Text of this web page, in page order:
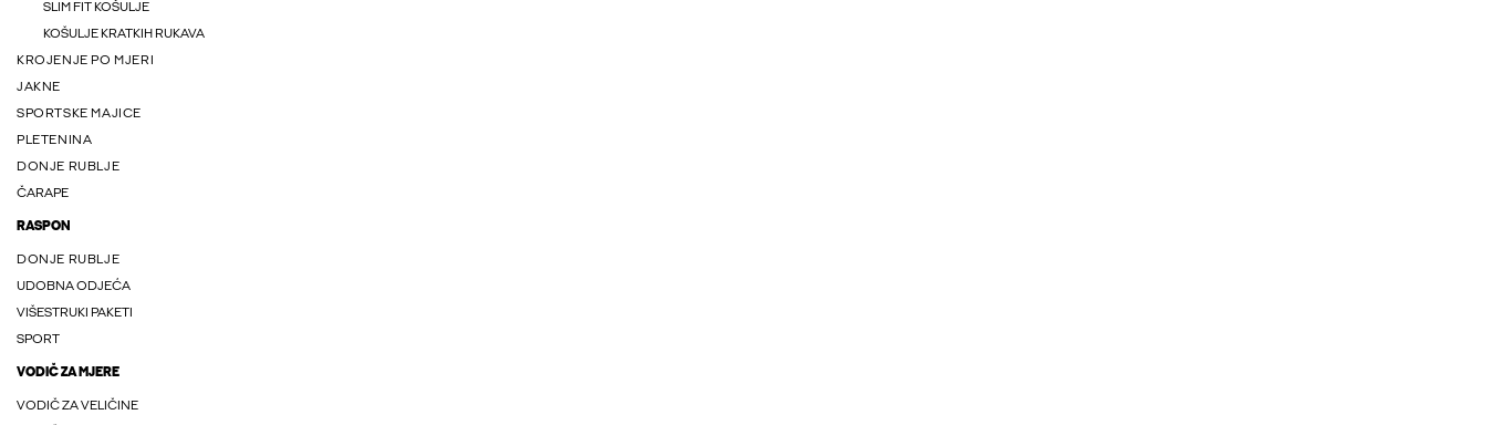
SLIM FIT KOŠULJE
KOŠULJE KRATKIH RUKAVA
KROJENJE PO MJERI
JAKNE
SPORTSKE MAJICE
PLETENINA
DONJE RUBLJE
ČARAPE
RASPON
DONJE RUBLJE
UDOBNA ODJEĆA
VIŠESTRUKI PAKETI
SPORT
VODIČ ZA MJERE
VODIČ ZA VELIČINE